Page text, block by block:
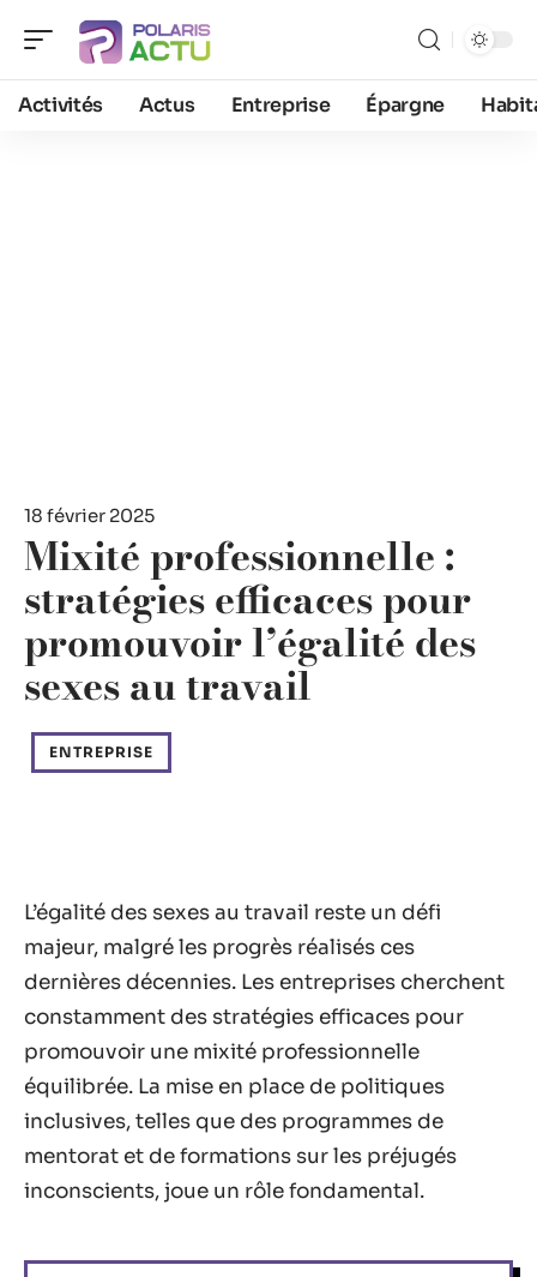
Activités Actus Entreprise Épargne
18 février 2025
Mixité professionnelle :
stratégies efficaces pour
promouvoir l’égalité des
sexes au travail
ENTREPRISE
L’égalité des sexes au travail reste un défi
majeur, malgré les progrès réalisés ces
dernières décennies. Les entreprises cherchent
constamment des stratégies efficaces pour
promouvoir une mixité professionnelle
équilibrée. La mise en place de politiques
inclusives, telles que des programmes de
mentorat et de formations sur les préjugés
inconscients, joue un rôle fondamental.